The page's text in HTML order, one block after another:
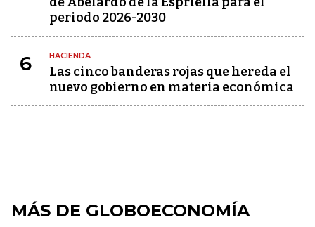
periodo 2026-2030
6 HACIENDA
Las cinco banderas rojas que hereda el
nuevo gobierno en materia económica
MÁS DE GLOBOECONOMÍA